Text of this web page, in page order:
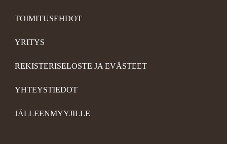
TOIMITUSEHDOT
YRITYS
REKISTERISELOSTE JA EVÄSTEET
YHTEYSTIEDOT
JÄLLEENMYYJILLE